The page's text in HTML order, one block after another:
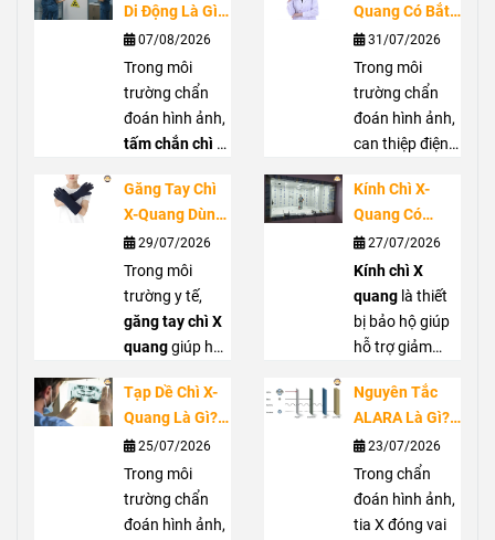
Di Động Là Gì?
Ứng Dụng
Trong Phòng
Chụp X-Quang
07/08/2026
Trong môi
trường chẩn
đoán hình ảnh,
tấm chắn chì di
pháp hỗ trợ che
chắn bức xạ
hiệu quả, góp
phần giảm
nguy cơ phơi
nhiễm cho
nhân viên y tế
quanh. Với
thiết kế linh
hoạt, dễ di
chuyển,màn
chắn chì di
động phù hợp
Quang Có Bắt
Buộc Không?
Vai Trò Bảo Vệ
Tuyến Giáp
Trước Bức Xạ
31/07/2026
Trong môi
trường chẩn
đoán hình ảnh,
can thiệp điện
phẫu thuật C-
arm, nhân viên
y tế có thể tiếp
xúc với bức xạ
tán xạ từ tia X.
Cổ chì X quang
giúp che chắn
bảo vệ tuyến
giáp khi làm
việc gần nguồn
phát. Bài viết
sẽ giúp bạn
hiểu rõ vai trò,
Găng Tay Chì
X-Quang Dùng
Trong Trường
Hợp Nào?
Hướng Dẫn
Lựa Chọn Đúng
29/07/2026
Trong môi
trường y tế,
găng tay chì X
quanggiúp hỗ
nhiễm bức xạ
cho bàn tay khi
làm việc gần
nguồn tia X,
đặc biệt tại
phòng can
Kính Chì X-
Quang Có
Thực Sự Cần
Thiết? Khi Nào
Nên Sử Dụng?
27/07/2026
Kính chì X
quanglà thiết
bị bảo hộ giúp
hỗ trợ giảm
xạ cho mắt
trong môi
trường làm việc
với tia X. Bài
viết sẽ giúp bạn
hiểu rõ công
Tạp Dề Chì X-
Quang Là Gì?
Khi Nào Nên
Sử Dụng Và
Cách Lựa Chọn
25/07/2026
Trong môi
trường chẩn
đoán hình ảnh,
Nguyên Tắc
ALARA Là Gì?
Cách Giảm
Liều Chiếu
Trong Chẩn
Đoán Hình Ảnh
23/07/2026
Trong chẩn
đoán hình ảnh,
tia X đóng vai